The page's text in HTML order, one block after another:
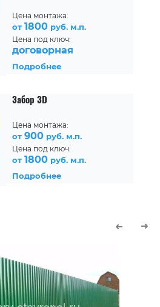
Цена монтажа:
от 1800 руб. м.п.
Цена под ключ:
договорная
Подробнее
Забор 3D
Цена монтажа:
от 900 руб. м.п.
Цена под ключ:
от 1800 руб. м.п.
Подробнее